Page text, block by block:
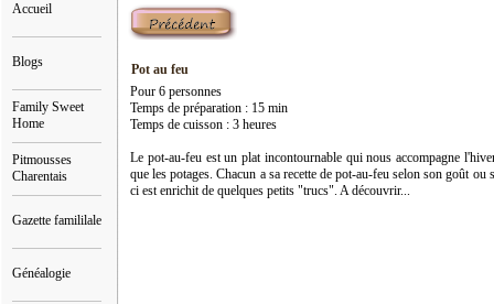
Accueil
Blogs
Family Sweet
Home
Pitmousses
Charentais
Gazette famililale
Généalogie
Pot au feu
Pour 6 personnes
Temps de préparation : 15 min
Temps de cuisson : 3 heures
Le pot-au-feu est un plat incontournable qui nous accompagne
que les potages. Chacun a sa recette de pot-au-feu selon son goût ou
ci est enrichit de quelques petits "trucs". A découvrir...